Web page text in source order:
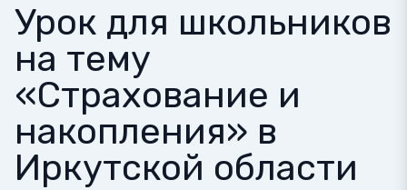
Урок для школьников
на тему
«Страхование и
накопления» в
Иркутской области